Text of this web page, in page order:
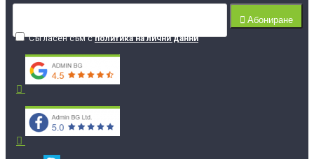
Абониране
Съгласен съм сполитика на лични данни